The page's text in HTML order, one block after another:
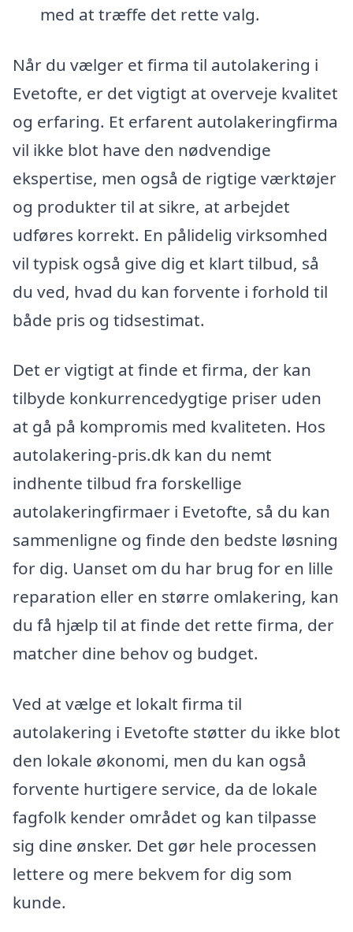
med at træffe det rette valg.
Når du vælger et firma til autolakering i
Evetofte, er det vigtigt at overveje kvalitet
og erfaring. Et erfarent autolakeringfirma
vil ikke blot have den nødvendige
ekspertise, men også de rigtige værktøjer
og produkter til at sikre, at arbejdet
udføres korrekt. En pålidelig virksomhed
vil typisk også give dig et klart tilbud, så
du ved, hvad du kan forvente i forhold til
både pris og tidsestimat.
Det er vigtigt at finde et firma, der kan
tilbyde konkurrencedygtige priser uden
at gå på kompromis med kvaliteten. Hos
autolakering-pris.dk kan du nemt
indhente tilbud fra forskellige
autolakeringfirmaer i Evetofte, så du kan
sammenligne og finde den bedste løsning
for dig. Uanset om du har brug for en lille
reparation eller en større omlakering, kan
du få hjælp til at finde det rette firma, der
matcher dine behov og budget.
Ved at vælge et lokalt firma til
autolakering i Evetofte støtter du ikke blot
den lokale økonomi, men du kan også
forvente hurtigere service, da de lokale
fagfolk kender området og kan tilpasse
sig dine ønsker. Det gør hele processen
lettere og mere bekvem for dig som
kunde.